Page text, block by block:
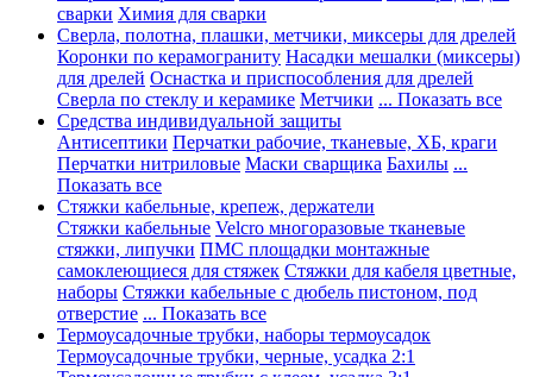
сварки Химия для сварки
Сверла, полотна, плашки, метчики, миксеры для дрелей
Коронки по керамограниту Насадки мешалки (миксеры)
для дрелей Оснастка и приспособления для дрелей
Сверла по стеклу и керамике Метчики ... Показать все
Средства индивидуальной защиты
Антисептики Перчатки рабочие, тканевые, ХБ, краги
Перчатки нитриловые Маски сварщика Бахилы ...
Показать все
Стяжки кабельные, крепеж, держатели
Стяжки кабельные Velcro многоразовые тканевые
стяжки, липучки ПМС площадки монтажные
самоклеющиеся для стяжек Стяжки для кабеля цветные,
наборы Стяжки кабельные с дюбель пистоном, под
отверстие ... Показать все
Термоусадочные трубки, наборы термоусадок
Термоусадочные трубки, черные, усадка 2:1